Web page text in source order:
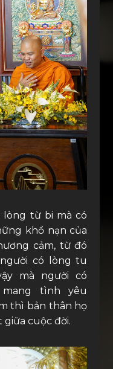
từ bi mà có
khổ nạn của
cảm, từ đó
có lòng tu
mà người có
tình yêu
thì bản thân họ
cuộc đời.